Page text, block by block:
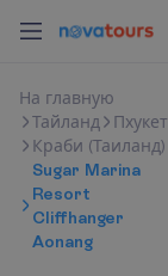
На главную
Тайланд
Пхукет
Краби (Таиланд)
Sugar Marina
Resort
Cliffhanger
Aonang